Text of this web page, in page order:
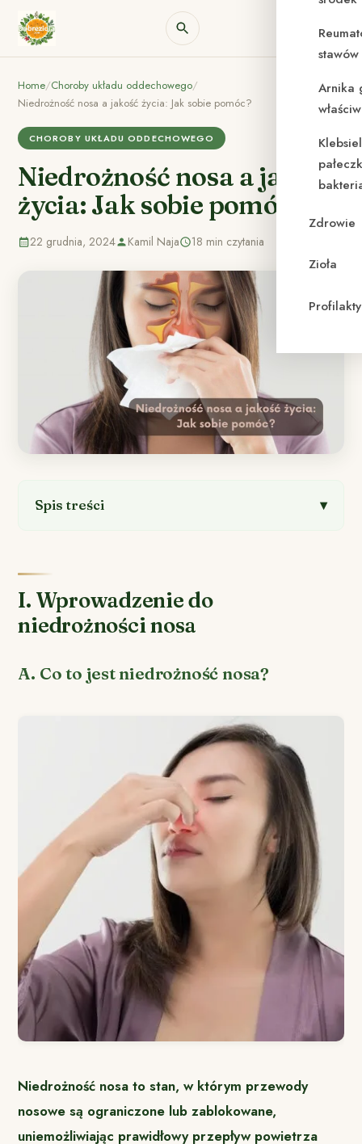
Arnika
Zdrowie
Zioła
Home/Choroby układu oddechowego/
Niedrożność nosa a jakość życia: Jak sobie pomóc?
CHOROBY UKŁADU ODDECHOWEGO
Niedrożność nosa a jakość
życia: Jak sobie pomóc?
22 grudnia, 2024 Kamil Naja 18 min czytania
Spis treści
I. Wprowadzenie do
niedrożności nosa
A. Co to jest niedrożność nosa?
Niedrożność nosa to stan, w którym przewody
nosowe są ograniczone lub zablokowane,
uniemożliwiając prawidłowy przepływ powietrza